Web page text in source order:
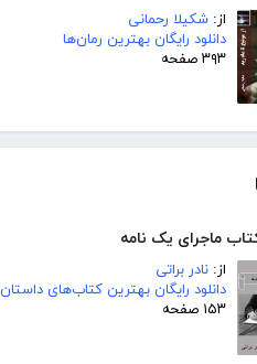
از: شکیلا رحمانی
دانلود رایگان بهترین رمان‌ها
۳۹۳ صفحه
ماجرای یک نامه
از: نادر براتی
دانلود رایگان بهترین کتاب‌های داستان
۱۵۳ صفحه